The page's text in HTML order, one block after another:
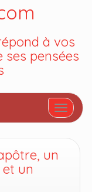
à vos
pensées
Afficher/
un
un